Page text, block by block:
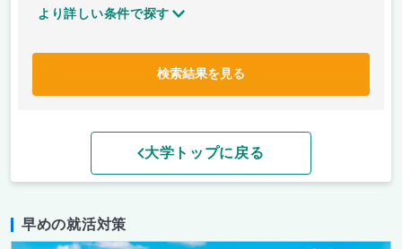
より詳しい条件で探す
検索結果を見る
大学トップに戻る
早めの就活対策